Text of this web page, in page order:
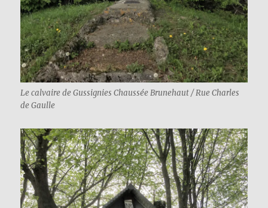
Le calvaire de Gussignies Chaussée Brunehaut / Rue Charles
de Gaulle